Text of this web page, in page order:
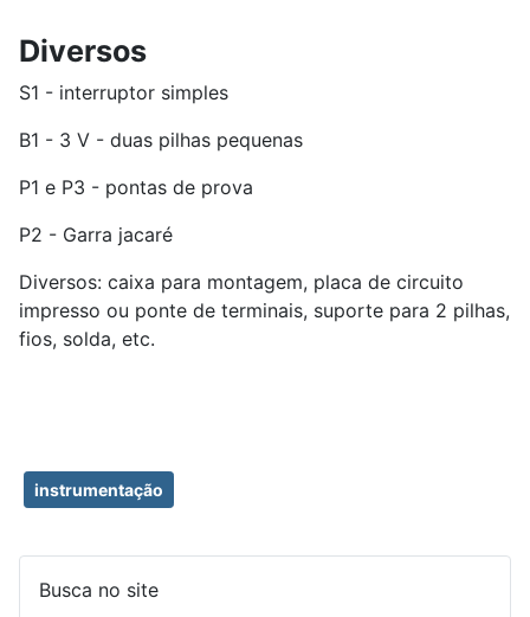
Diversos
S1 - interruptor simples
B1 - 3 V - duas pilhas pequenas
P1 e P3 - pontas de prova
P2 - Garra jacaré
Diversos: caixa para montagem, placa de circuito
impresso ou ponte de terminais, suporte para 2 pilhas,
fios, solda, etc.
instrumentação
Busca no site